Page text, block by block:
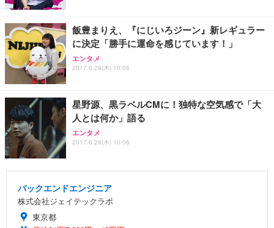
飯豊まりえ、『にじいろジーン』新レギュラー
に決定「勝手に運命を感じています！」
エンタメ
2017.6.29(木) 10:06
星野源、黒ラベルCMに！独特な空気感で「大
人とは何か」語る
エンタメ
2017.6.29(木) 10:06
バックエンドエンジニア
株式会社ジェイテックラボ
東京都